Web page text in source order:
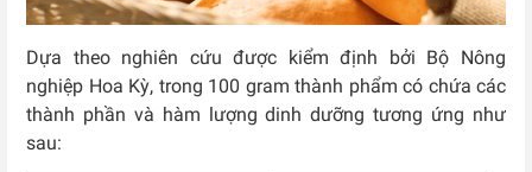
Dựa theo nghiên cứu được kiểm định bởi Bộ Nông
nghiệp Hoa Kỳ, trong 100 gram thành phẩm có chứa các
thành phần và hàm lượng dinh dưỡng tương ứng như
sau: